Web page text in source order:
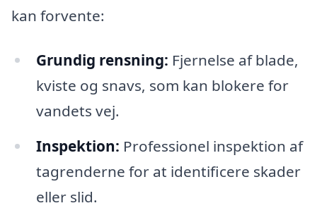
kan forvente:
Grundig rensning: Fjernelse af blade,
kviste og snavs, som kan blokere for
vandets vej.
Inspektion: Professionel inspektion af
tagrenderne for at identificere skader
eller slid.